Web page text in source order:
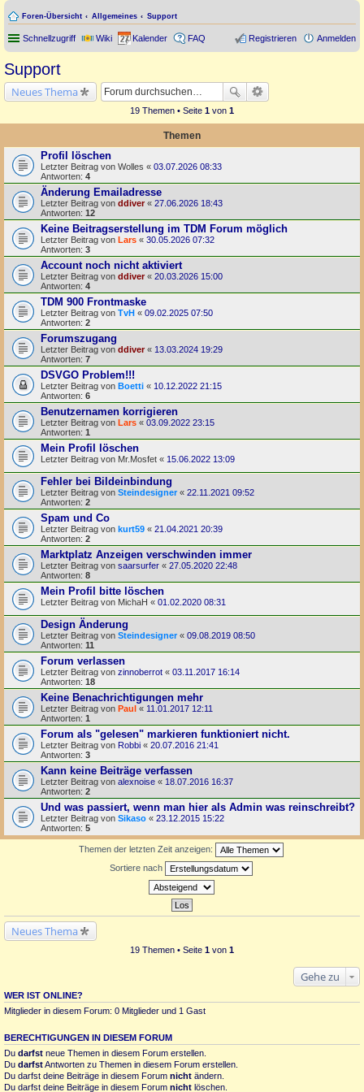
Foren-Übersicht Allgemeines Support
Schnellzugriff Wiki Kalender FAQ Anmelden
Registrieren
Support
Neues Thema
19 Themen • Seite 1 von 1
Themen
Profil löschen
Letzter Beitrag von Wolles « 03.07.2026 08:33
Antworten: 4
Änderung Emailadresse
Letzter Beitrag von ddiver « 27.06.2026 18:43
Antworten: 12
Keine Beitragserstellung im TDM Forum möglich
Letzter Beitrag von Lars « 30.05.2026 07:32
Antworten: 3
Account noch nicht aktiviert
Letzter Beitrag von ddiver « 20.03.2026 15:00
Antworten: 4
TDM 900 Frontmaske
Letzter Beitrag von TvH « 09.02.2025 07:50
Antworten: 2
Forumszugang
Letzter Beitrag von ddiver « 13.03.2024 19:29
Antworten: 7
DSVGO Problem!!!
Letzter Beitrag von Boetti « 10.12.2022 21:15
Antworten: 6
Benutzernamen korrigieren
Letzter Beitrag von Lars « 03.09.2022 23:15
Antworten: 1
Mein Profil löschen
Letzter Beitrag von Mr.Mosfet « 15.06.2022 13:09
Fehler bei Bildeinbindung
Letzter Beitrag von Steindesigner « 22.11.2021 09:52
Antworten: 2
Spam und Co
Letzter Beitrag von kurt59 « 21.04.2021 20:39
Antworten: 2
Marktplatz Anzeigen verschwinden immer
Letzter Beitrag von saarsurfer « 27.05.2020 22:48
Antworten: 8
Mein Profil bitte löschen
Letzter Beitrag von MichaH « 01.02.2020 08:31
Design Änderung
Letzter Beitrag von Steindesigner « 09.08.2019 08:50
Antworten: 11
Forum verlassen
Letzter Beitrag von zinnoberrot « 03.11.2017 16:14
Antworten: 18
Keine Benachrichtigungen mehr
Letzter Beitrag von Paul « 11.01.2017 12:11
Antworten: 1
Forum als "gelesen" markieren funktioniert nicht.
Letzter Beitrag von Robbi « 20.07.2016 21:41
Antworten: 3
Kann keine Beiträge verfassen
Letzter Beitrag von alexnoise « 18.07.2016 16:37
Antworten: 2
Und was passiert, wenn man hier als Admin was reinschreibt?
Letzter Beitrag von Sikaso « 23.12.2015 15:22
Antworten: 5
Themen der letzten Zeit anzeigen:
Sortiere nach
Neues Thema
19 Themen • Seite 1 von 1
Gehe zu
WER IST ONLINE?
Mitglieder in diesem Forum: 0 Mitglieder und 1 Gast
BERECHTIGUNGEN IN DIESEM FORUM
Du darfst neue Themen in diesem Forum erstellen.
Du darfstAntworten zu Themen in diesem Forum erstellen.
Du darfst deine Beiträge in diesem Forum nicht ändern.
Du darfst deine Beiträge in diesem Forum nicht löschen.